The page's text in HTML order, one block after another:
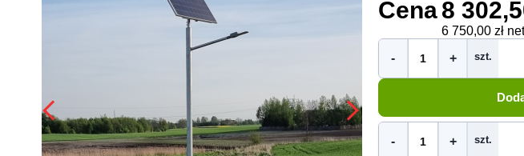
Cena8
6 750,00 zł
-
+ szt.
- + szt.